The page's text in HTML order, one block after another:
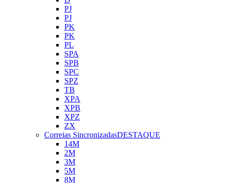
PJ
PJ
PK
PK
PL
SPA
SPB
SPC
SPZ
TB
XPA
XPB
XPZ
ZX
Correias SincronizadasDESTAQUE
14M
2M
3M
5M
8M